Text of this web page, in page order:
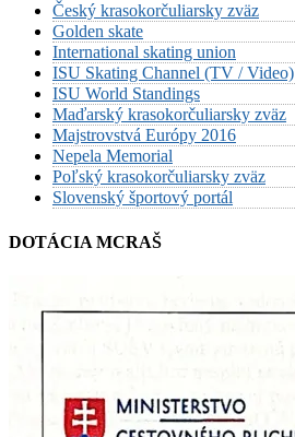
Český krasokorčuliarsky zväz
Golden skate
International skating union
ISU Skating Channel (TV / Video)
ISU World Standings
Maďarský krasokorčuliarsky zväz
Majstrovstvá Európy 2016
Nepela Memorial
Poľský krasokorčuliarsky zväz
Slovenský športový portál
DOTÁCIA MCRAŠ